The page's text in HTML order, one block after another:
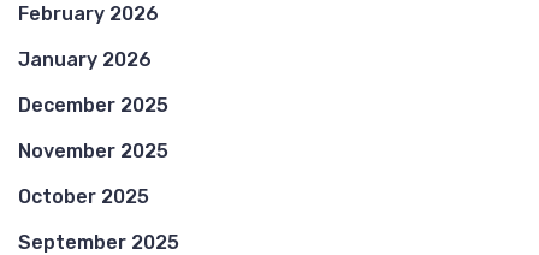
February 2026
January 2026
December 2025
November 2025
October 2025
September 2025